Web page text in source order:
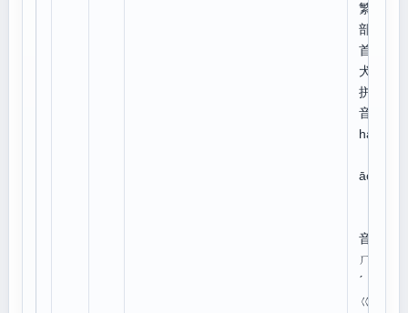
繁体
部
首:
犬
拼
音：
háo
āo
音：
ㄏㄠ
ˊ
ㄍ